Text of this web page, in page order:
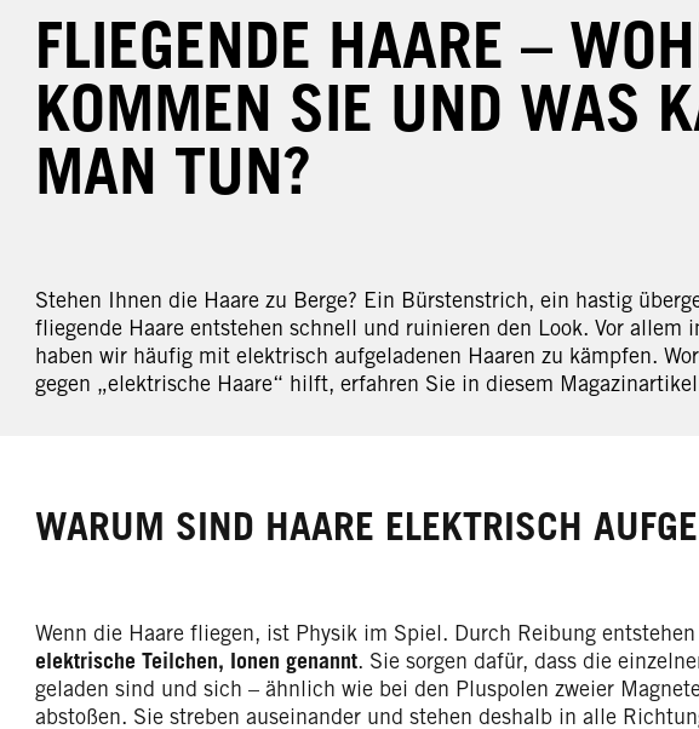
FLIEGENDE HAARE –
KOMMEN SIE UND WAS
MAN TUN?
Stehen Ihnen die Haare zu Berge? Ein Bürstenstrich, ein hastig
fliegende Haare entstehen schnell und ruinieren den Look. Vor allem
haben wir häufig mit elektrisch aufgeladenen Haaren zu kämpfen.
gegen „elektrische Haare“ hilft, erfahren Sie in diesem
WARUM SIND HAARE ELEKTRISCH
Wenn die Haare fliegen, ist Physik im Spiel. Durch Reibung entstehen
elektrische Teilchen, Ionen genannt. Sie sorgen dafür, dass die
geladen sind und sich – ähnlich wie bei den Pluspolen zweier
abstoßen. Sie streben auseinander und stehen deshalb in alle